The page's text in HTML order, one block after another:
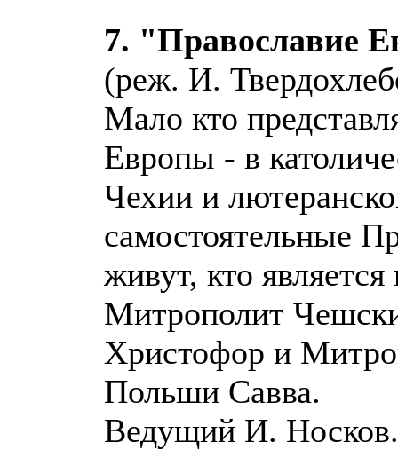
7. "Православие
(реж. И.
Мало кто
Европы - в
Чехии и
самостоятельные
живут, кто
Митрополит
Христофор и
Польши Савва.
Ведущий И. Носков.